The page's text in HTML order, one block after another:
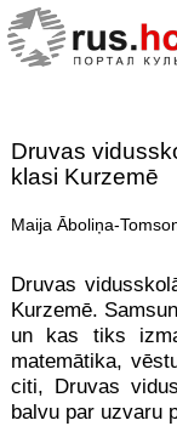
Druvas
klasi Kurzemē
Maija Āboliņa-
Druvas
Kurzemē.
un kas tiks
matemātika,
citi, Druvas
balvu par uzvaru